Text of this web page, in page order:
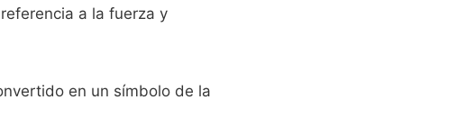
a la fuerza y
en un símbolo de la